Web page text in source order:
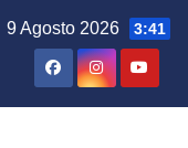
9 Agosto 2026 3:41